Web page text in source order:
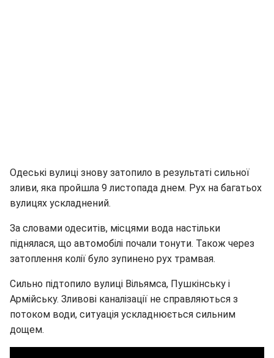
Одеські вулиці знову затопило в результаті сильної
зливи, яка пройшла 9 листопада днем. Рух на багатьох
вулицях ускладнений.
За словами одеситів, місцями вода настільки
піднялася, що автомобілі почали тонути. Також через
затоплення колії було зупинено рух трамвая.
Сильно підтопило вулиці Вільямса, Пушкінську і
Армійську. Зливові каналізації не справляються з
потоком води, ситуація ускладнюється сильним
дощем.